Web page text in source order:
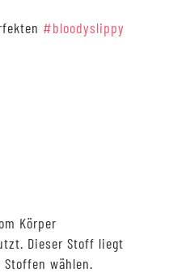
#bloodyslippy
Körper
Dieser Stoff liegt
wählen.